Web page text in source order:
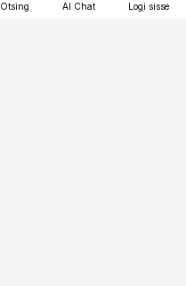
Otsing AI Chat Logi sisse